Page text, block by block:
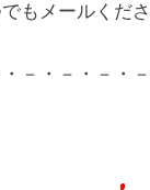
もメールくださ
－・－・－・